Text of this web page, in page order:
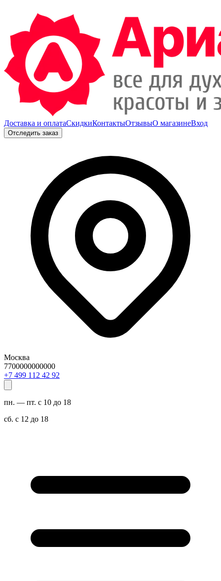
Доставка и оплатаСкидкиКонтактыОтзывыО магазинеВход
Отследить заказ
Москва
7700000000000
29 24 211 994 7+
пн. — пт. с 10 до 18
сб. с 12 до 18